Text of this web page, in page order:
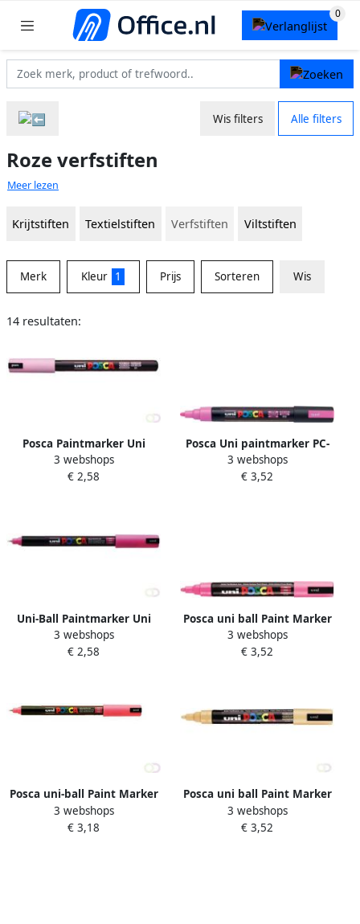
Wis filters Alle filters
Roze verfstiften
Meer lezen
Krijtstiften Textielstiften Verfstiften Viltstiften
Merk Kleur 1 Prijs Sorteren Wis
14 resultaten:
Posca Paintmarker Uni
PC1MR extra fijn lichtroze
3 webshops
€ 2,58
Posca Uni paintmarker PC-
5M 1 8 2 5 mm fluo roze
3 webshops
€ 3,52
Uni-Ball Paintmarker Uni
ball op waterbasis posca pc
1mr roze
3 webshops
€ 2,58
Posca uni ball Paint Marker
op waterbasis PC 5M roze
3 webshops
€ 3,52
Posca uni-ball Paint Marker
op waterbasis PC-3M
lichtroze
3 webshops
€ 3,18
Posca uni ball Paint Marker
op waterbasis PC 5M
zalmroze
3 webshops
€ 3,52